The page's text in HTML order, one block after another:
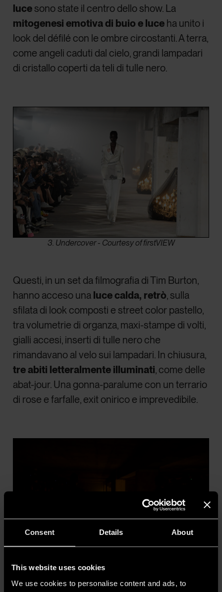
Consent Details About
This website uses cookies
We use cookies to personalise content and ads, to
luce sono state il centro dello show. La
mitogenesi emotiva di buio e luce ha unito i
look del défilé con le ombre circostanti. A terra,
come angeli caduti dal cielo, grandi lampadari
di cristallo coperti da teli di tulle nero.
3. Undercover - Courtesy of firstVIEW
Questi, in un set da filmografia di Tim Burton,
hanno acceso una luce calda, retrò, sulla
sfilata di look composti e street color pastello,
tra volumetrie di organza, maxi-stampe di volti,
gialli accesi, inserti di tulle nero che
rimandavano al velo sui lampadari. In chiusura,
tre abiti letteralmente illuminati, come delle
abat-jour. Una gonna-paralume con un terrario
di rose e farfalle, exit onirico e imprevedibile.